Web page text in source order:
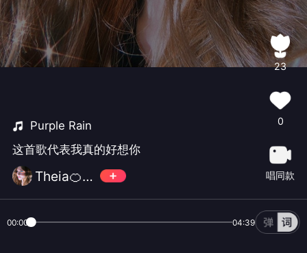
Purple Rain
这首歌代表我真的好想你
Theia🍊22
23
0
唱同款
00:00 04:39